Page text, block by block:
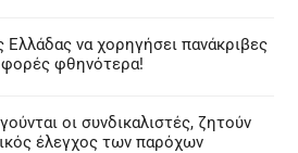
Ελλάδας να χορηγήσει πανάκριβες
φορές φθηνότερα!
οι συνδικαλιστές, ζητούν
έλεγχος των παρόχων